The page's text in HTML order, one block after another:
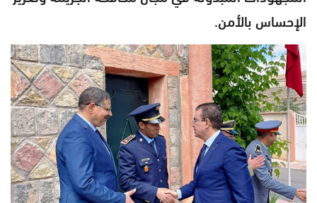
الإحساس بالأمن.